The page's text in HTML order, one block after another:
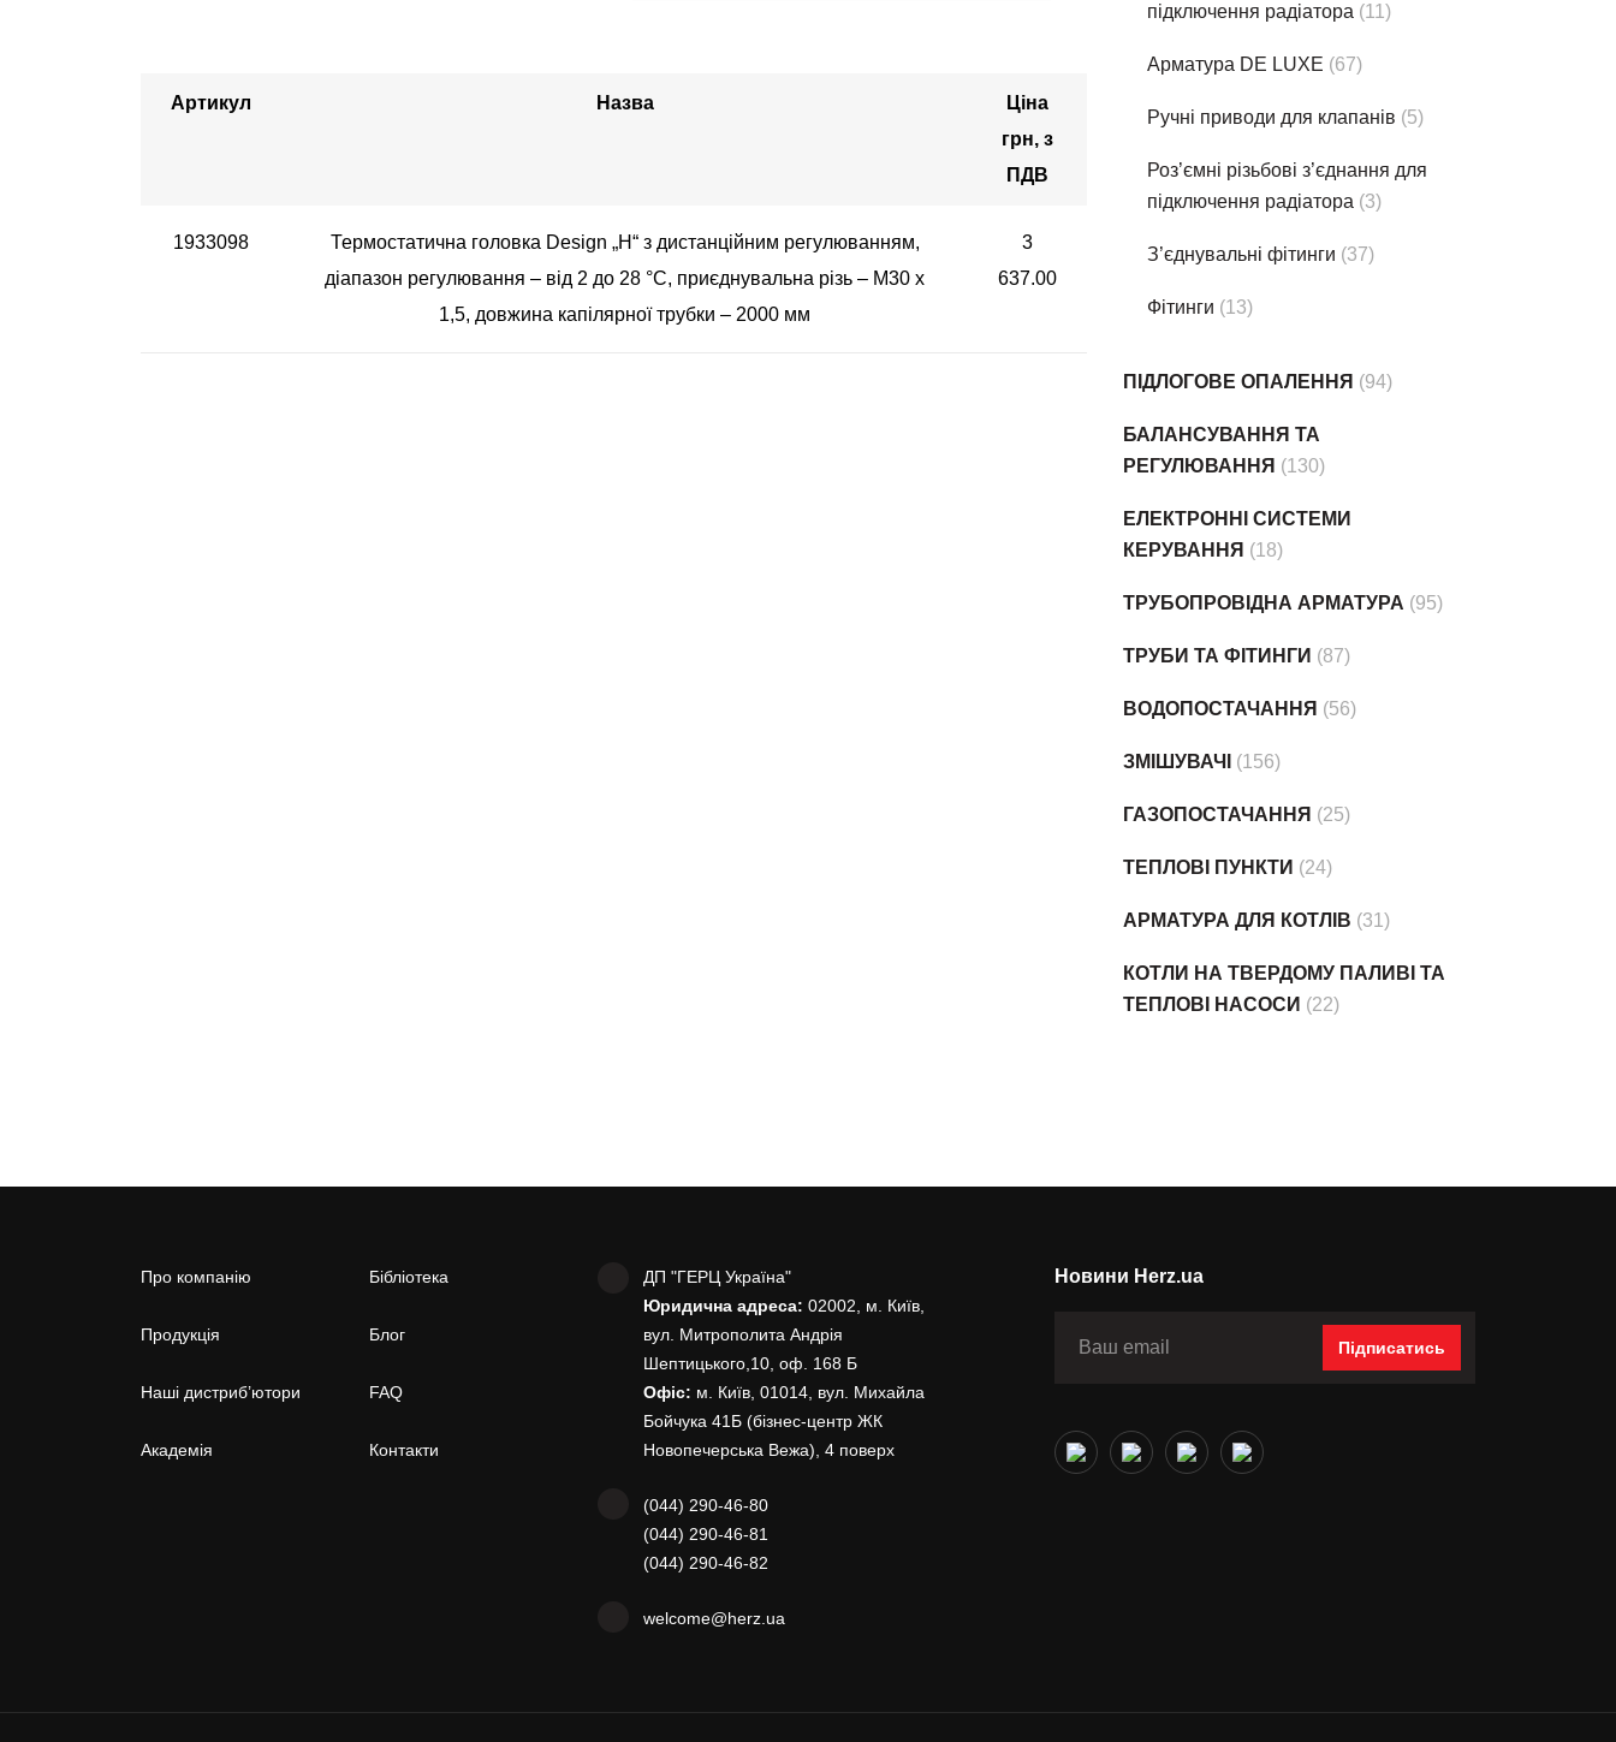
Артикул Назва
Ціна
грн, з
ПДВ
1933098
Термостатична головка Design „H“ з дистанційним регулюванням,
діапазон регулювання – від 2 до 28 °С, приєднувальна різь – M30 x
1,5, довжина капілярної трубки – 2000 мм
3
637.00
підключення радіатора (11)
Арматура DE LUXE (67)
Ручні приводи для клапанів (5)
Роз’ємні різьбові з’єднання для
підключення радіатора (3)
З’єднувальні фітинги (37)
Фітинги (13)
ПІДЛОГОВЕ ОПАЛЕННЯ (94)
БАЛАНСУВАННЯ ТА
РЕГУЛЮВАННЯ (130)
ЕЛЕКТРОННІ СИСТЕМИ
КЕРУВАННЯ (18)
ТРУБОПРОВІДНА АРМАТУРА (95)
ТРУБИ ТА ФІТИНГИ (87)
ВОДОПОСТАЧАННЯ (56)
ЗМІШУВАЧІ (156)
ГАЗОПОСТАЧАННЯ (25)
ТЕПЛОВІ ПУНКТИ (24)
АРМАТУРА ДЛЯ КОТЛІВ (31)
КОТЛИ НА ТВЕРДОМУ ПАЛИВІ ТА
ТЕПЛОВІ НАСОСИ (22)
Про компанію
Продукція
Наші дистриб’ютори
Академія
Бібліотека
Блог
FAQ
Контакти
ДП "ГЕРЦ Україна"
Юридична адреса: 02002, м. Київ,
вул. Митрополита Андрія
Шептицького,10, оф. 168 Б
Офіс: м. Київ, 01014, вул. Михайла
Бойчука 41Б (бізнес-центр ЖК
Новопечерська Вежа), 4 поверх
(044) 290-46-80
(044) 290-46-81
(044) 290-46-82
welcome@herz.ua
Новини Herz.ua
Підписатись